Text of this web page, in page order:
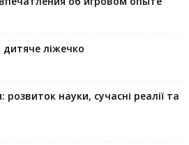
ліжечко
розвиток науки, сучасні реалії та